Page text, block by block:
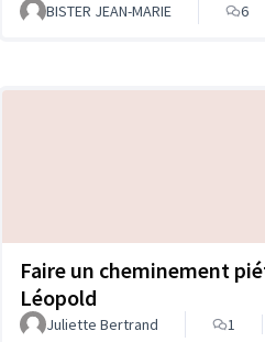
BISTER JEAN-MARIE 6
Faire un cheminement
Léopold
Juliette Bertrand 1